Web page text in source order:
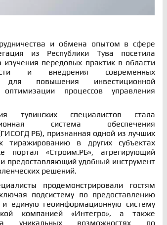
и обмена опытом в сфере
из Республики Тува посетила
передовых практик в области
и внедрения современных
для повышения инвестиционной
процессов управления
тувинских специалистов стала
система обеспечения
РБ), признанная одной из лучших
в других субъектах
портал «Строим.РБ», агрегирующий
предоставляющий удобный инструмент
решений.
продемонстрировали гостям
подсистему по предоставлению
и единую геоинформационную систему
компанией «Интегро», а также
уникальных возможностях по